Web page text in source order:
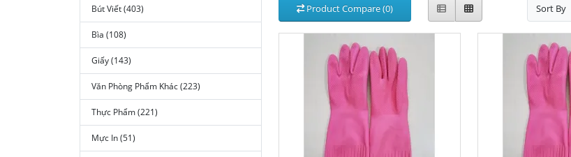
Bút Viết (403)
Bìa (108)
Giấy (143)
Văn Phòng Phẩm Khác (223)
Thực Phẩm (221)
Mực In (51)
Product Compare (0) Sort By